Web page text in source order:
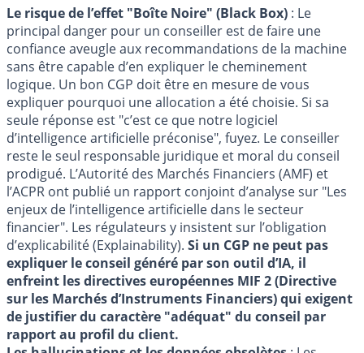
Le risque de l’effet "Boîte Noire" (Black Box) : Le
principal danger pour un conseiller est de faire une
confiance aveugle aux recommandations de la machine
sans être capable d’en expliquer le cheminement
logique. Un bon CGP doit être en mesure de vous
expliquer pourquoi une allocation a été choisie. Si sa
seule réponse est "c’est ce que notre logiciel
d’intelligence artificielle préconise", fuyez. Le conseiller
reste le seul responsable juridique et moral du conseil
prodigué. L’Autorité des Marchés Financiers (AMF) et
l’ACPR ont publié un rapport conjoint d’analyse sur "Les
enjeux de l’intelligence artificielle dans le secteur
financier". Les régulateurs y insistent sur l’obligation
d’explicabilité (Explainability). Si un CGP ne peut pas
expliquer le conseil généré par son outil d’IA, il
enfreint les directives européennes MIF 2 (Directive
sur les Marchés d’Instruments Financiers) qui exigent
de justifier du caractère "adéquat" du conseil par
rapport au profil du client.